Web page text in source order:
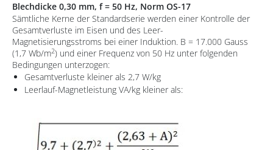
Blechdicke 0,30 mm, f = 50 Hz, Norm OS-17
Sämtliche Kerne der Standardserie werden einer Kontrolle der
Gesamtverluste im Eisen und des Leer-
Magnetisierungsstroms bei einer Induktion. B = 17.000 Gauss
(1,7 Wb/m2) und einer Frequenz von 50 Hz unter folgenden
Bedingungen unterzogen:
Gesamtverluste kleiner als 2,7 W/kg
Leerlauf-Magnetleistung VA/kg kleiner als: